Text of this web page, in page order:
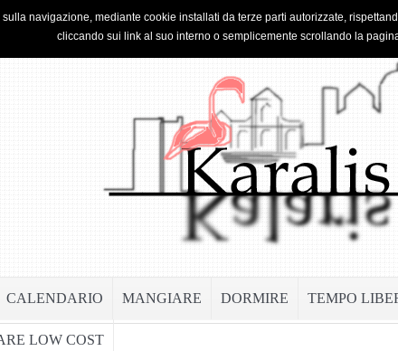
& COOKIE POLICY
CALENDARIO MANGIARE DORMIRE TEMPO
LOW COST
navigazione, mediante cookie installati da terze parti autorizzate,
cliccando sui link al suo interno o semplicemente scrollando la